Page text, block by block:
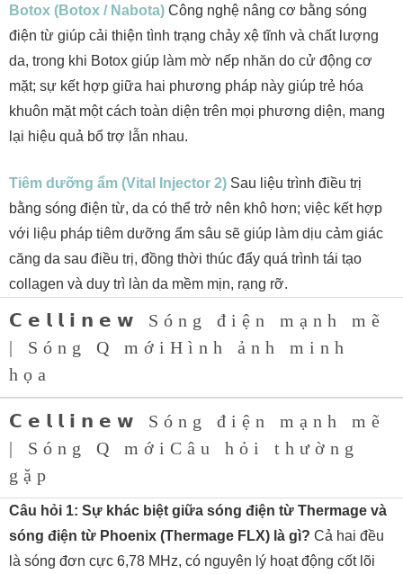
Botox (Botox / Nabota) Công nghệ nâng cơ bằng sóng
điện từ giúp cải thiện tình trạng chảy xệ tĩnh và chất lượng
da, trong khi Botox giúp làm mờ nếp nhăn do cử động cơ
mặt; sự kết hợp giữa hai phương pháp này giúp trẻ hóa
khuôn mặt một cách toàn diện trên mọi phương diện, mang
lại hiệu quả bổ trợ lẫn nhau.
Tiêm dưỡng ẩm (Vital Injector 2) Sau liệu trình điều trị
bằng sóng điện từ, da có thể trở nên khô hơn; việc kết hợp
với liệu pháp tiêm dưỡng ẩm sâu sẽ giúp làm dịu cảm giác
căng da sau điều trị, đồng thời thúc đẩy quá trình tái tạo
collagen và duy trì làn da mềm mịn, rạng rỡ.
𝗖𝗲𝗹𝗹𝗶𝗻𝗲𝘄 Sóng điện mạnh mẽ
| Sóng Q mớiHình ảnh minh
họa
𝗖𝗲𝗹𝗹𝗶𝗻𝗲𝘄 Sóng điện mạnh mẽ
| Sóng Q mớiCâu hỏi thường
gặp
Câu hỏi 1: Sự khác biệt giữa sóng điện từ Thermage và
sóng điện từ Phoenix (Thermage FLX) là gì? Cả hai đều
là sóng đơn cực 6,78 MHz, có nguyên lý hoạt động cốt lõi